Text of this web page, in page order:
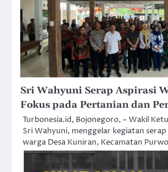
Sri Wahyuni Serap Aspirasi
Fokus pada Pertanian dan
Turbonesia.id, Bojonegoro, – Wakil
Sri Wahyuni, menggelar kegiatan
warga Desa Kuniran, Kecamatan